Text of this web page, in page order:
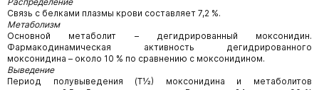
Связь с белками плазмы крови составляет 7,2 %.
Метаболизм
Основной метаболит – дегидрированный моксонидин.
Фармакодинамическая активность дегидрированного
моксонидина – около 10 % по сравнению с моксонидином.
Выведение
Период полувыведения (Т½) моксонидина и метаболитов